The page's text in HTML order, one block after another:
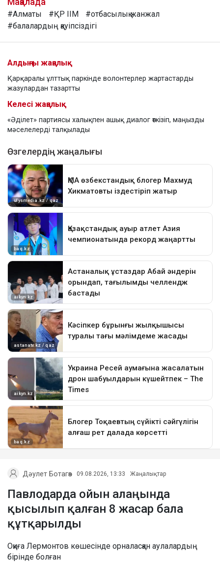
#Алматы #ҚР ІІМ
#отбасылық жанжал
#балалардың қауіпсіздігі
Алдыңғы жаңалық
Қарқаралы ұлттық паркінде волонтерлер жартастарды
жазулардан тазартты
Келесі жаңалық
«Әділет» партиясы халықпен ашық диалог өткізіп, маңызды
мәселелерді талқылады
Дәулет Ботагөз 09.08.2026, 13:33 Жаңалықтар
Павлодарда ойын алаңында
қысылып қалған 8 жасар бала
құтқарылды
Оқиға Лермонтов көшесінде орналасқан аулалардың
бірінде болған